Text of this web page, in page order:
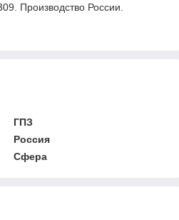
Производство России.
ГПЗ
Россия
Сфера